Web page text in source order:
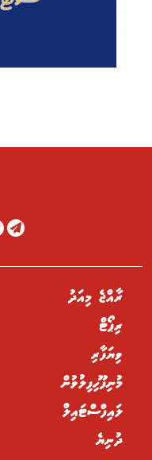
ރާއްޖެ މިއަދު
ރިޕޯޓް
ވިޔަފާރި
މުނިފޫހިފިލުވުން
ލައިފްސްޓައިލް
ދުނިޔެ